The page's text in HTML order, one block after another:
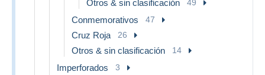
Otros & sin clasificación 49
Conmemorativos 47
Cruz Roja 26
Otros & sin clasificación 14
Imperforados 3